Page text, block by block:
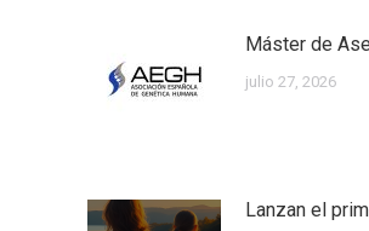
Máster de
julio 27, 2026
Lanzan el